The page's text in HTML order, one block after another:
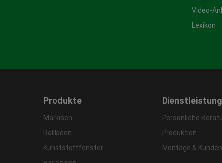
Video-
Lexikon
Produkte
Markisen
Rollladen
Kunststofffenster
Persönliche
Produktion
Montage &